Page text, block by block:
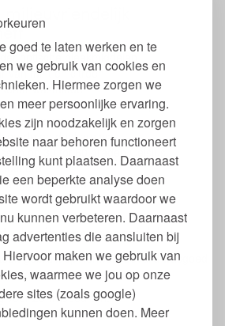
goed te laten werken en te
we gebruik van cookies en
Hiermee zorgen we
meer persoonlijke ervaring.
zijn noodzakelijk en zorgen
naar behoren functioneert
kunt plaatsen. Daarnaast
een beperkte analyse doen
wordt gebruikt waardoor we
kunnen verbeteren. Daarnaast
advertenties die aansluiten bij
maken we gebruik van
waarmee we jou op onze
sites (zoals google)
kunnen doen. Meer
milieuvriendelijk
optische bleekmiddelen
van mint en citroen
wasmiddel
van katoen, linnen, hennep,
weefsels
en donkere was
op 30 tot 60 graden Celsius
gecertificeerd
en 5 liter verpakking
vloeibaar wasmiddel
gebruik op normaal bevuild wasgoed
voor 20 wasbeurten.
67 wasbeurten